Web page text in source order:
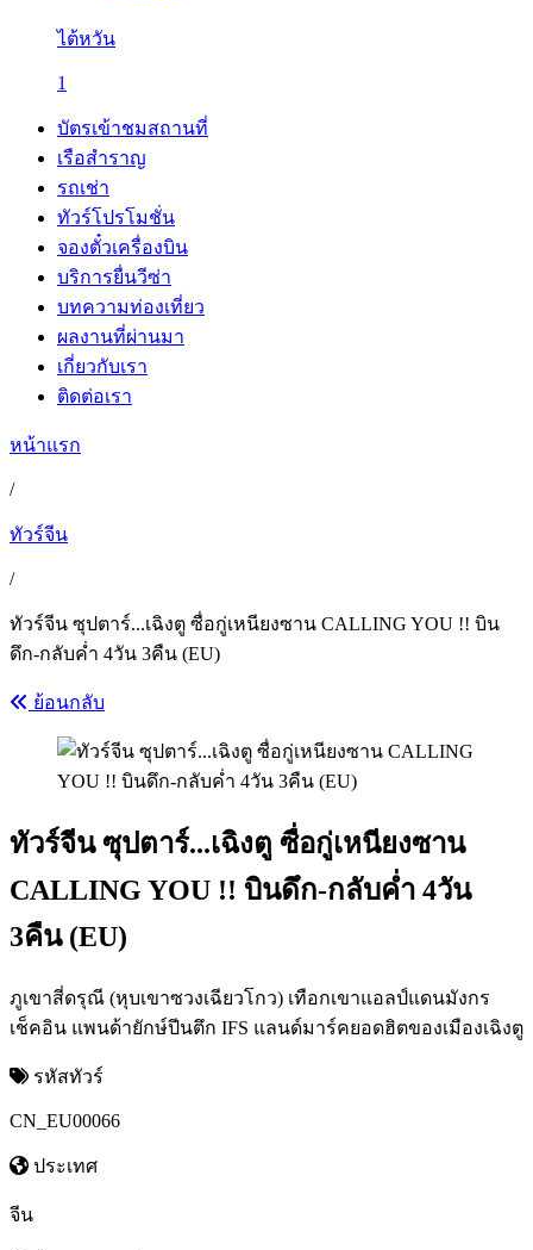
ไต้หวัน
1
บัตรเข้าชมสถานที่
เรือสำราญ
รถเช่า
ทัวร์โปรโมชั่น
จองตั๋วเครื่องบิน
บริการยื่นวีซ่า
บทความท่องเที่ยว
ผลงานที่ผ่านมา
เกี่ยวกับเรา
ติดต่อเรา
หน้าแรก
/
ทัวร์จีน
/
ทัวร์จีน ซุปตาร์...เฉิงตู ซื่อกู่เหนียงซาน CALLING YOU !! บิน
ดึก-กลับค่ำ 4วัน 3คืน (EU)
ย้อนกลับ
ทัวร์จีน ซุปตาร์...เฉิงตู ซื่อกู่เหนียงซาน
CALLING YOU !! บินดึก-กลับค่ำ 4วัน
3คืน (EU)
ภูเขาสี่ดรุณี (หุบเขาซวงเฉียวโกว) เทือกเขาแอลป์แดนมังกร
เช็คอิน แพนด้ายักษ์ปีนตึก IFS แลนด์มาร์คยอดฮิตของเมืองเฉิงตู
รหัสทัวร์
CN_EU00066
ประเทศ
จีน